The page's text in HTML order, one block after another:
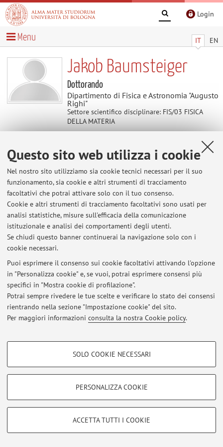
Questo sito web utilizza i cookie
Nel nostro sito utilizziamo sia cookie tecnici necessari per il suo
funzionamento, sia cookie e altri strumenti di tracciamento
facoltativi che potrai attivare solo con il tuo consenso.
Cookie e altri strumenti di tracciamento facoltativi sono usati per
analisi statistiche, misure sull'efficacia della comunicazione
istituzionale e analisi dei comportamenti degli utenti.
Se chiudi questo banner continuerai la navigazione solo con i
cookie necessari.
Puoi esprimere il consenso sui cookie facoltativi attivando l'opzione
in "Personalizza cookie" e, se vuoi, potrai esprimere consensi più
specifici in "Mostra cookie di profilazione".
Potrai sempre rivedere le tue scelte e verificare lo stato dei consensi
rientrando nella sezione "Impostazione cookie" del sito.
Per maggiori informazioni consulta la nostra Cookie policy.
COOKIE DI PROFILAZIONE - FACOLTATIVI
COOKIE TECNICI - NECESSARI
Si tratta di cookie tecnici utilizzati, a titolo esemplificativo, per il corretto
SOLO COOKIE NECESSARI
PERSONALIZZA COOKIE
ACCETTA TUTTI I COOKIE
Login
IT EN
Menu
Jakob Baumsteiger
Dottorando
Dipartimento di Fisica e Astronomia "Augusto
Righi"
Settore scientifico disciplinare: FIS/03 FISICA
DELLA MATERIA
Contenuti utili
Al momento non sono presenti contenuti.
Ultimi avvisi
Al momento non sono presenti avvisi.
Area riservata
Accedi tramite login per gestire tutti i contenuti del sito.
© 2026 - ALMA MATER STUDIORUM - Università di Bologna - Via
Zamboni, 33 - 40126 Bologna - Partita IVA: 01131710376
Privacy|Note legali|Impostazioni Cookie